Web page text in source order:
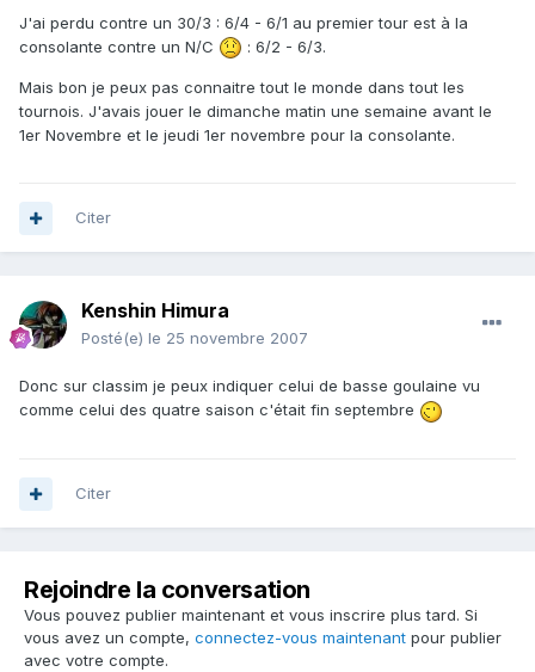
J'ai perdu contre un 30/3 : 6/4 - 6/1 au premier tour est à la
consolante contre un N/C
: 6/2 - 6/3.
Mais bon je peux pas connaitre tout le monde dans tout les
tournois. J'avais jouer le dimanche matin une semaine avant le
1er Novembre et le jeudi 1er novembre pour la consolante.
Citer
Kenshin Himura
Posté(e) le 25 novembre 2007
Donc sur classim je peux indiquer celui de basse goulaine vu
comme celui des quatre saison c'était fin septembre
Citer
Rejoindre la conversation
Vous pouvez publier maintenant et vous inscrire plus tard. Si
vous avez un compte, connectez-vous maintenant pour publier
avec votre compte.